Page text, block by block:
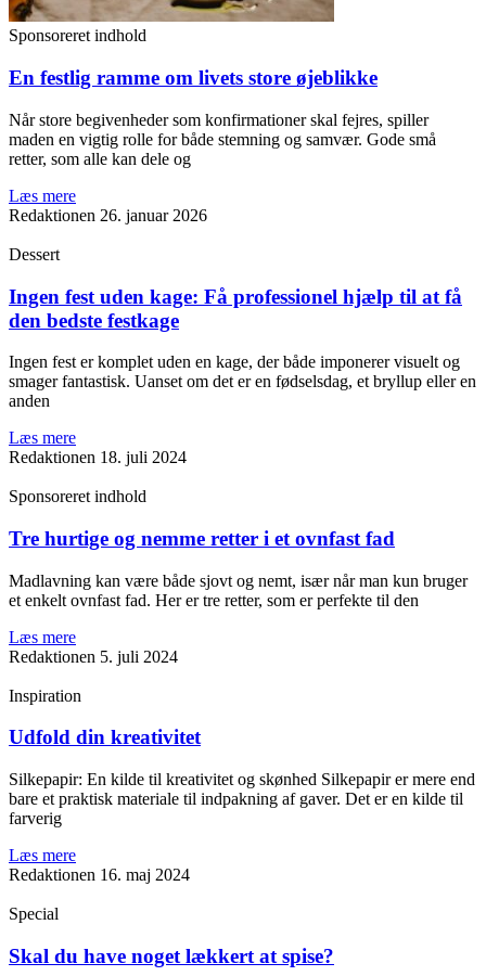
Sponsoreret indhold
En festlig ramme om livets store øjeblikke
Når store begivenheder som konfirmationer skal fejres, spiller
maden en vigtig rolle for både stemning og samvær. Gode små
retter, som alle kan dele og
Læs mere
Redaktionen 26. januar 2026
Dessert
Ingen fest uden kage: Få professionel hjælp til at få
den bedste festkage
Ingen fest er komplet uden en kage, der både imponerer visuelt og
smager fantastisk. Uanset om det er en fødselsdag, et bryllup eller en
anden
Læs mere
Redaktionen 18. juli 2024
Sponsoreret indhold
Tre hurtige og nemme retter i et ovnfast fad
Madlavning kan være både sjovt og nemt, især når man kun bruger
et enkelt ovnfast fad. Her er tre retter, som er perfekte til den
Læs mere
Redaktionen 5. juli 2024
Inspiration
Udfold din kreativitet
Silkepapir: En kilde til kreativitet og skønhed Silkepapir er mere end
bare et praktisk materiale til indpakning af gaver. Det er en kilde til
farverig
Læs mere
Redaktionen 16. maj 2024
Special
Skal du have noget lækkert at spise?